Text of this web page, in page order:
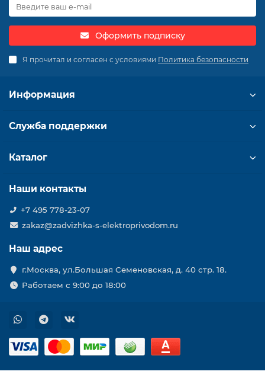
Оформить подписку
Я прочитал и согласен с условиями Политика безопасности
Информация
Служба поддержки
Каталог
Наши контакты
+7 495 778-23-07
zakaz@zadvizhka-s-elektroprivodom.ru
Наш адрес
г.Москва, ул.Большая Семеновская, д. 40 стр. 18.
Работаем с 9:00 до 18:00